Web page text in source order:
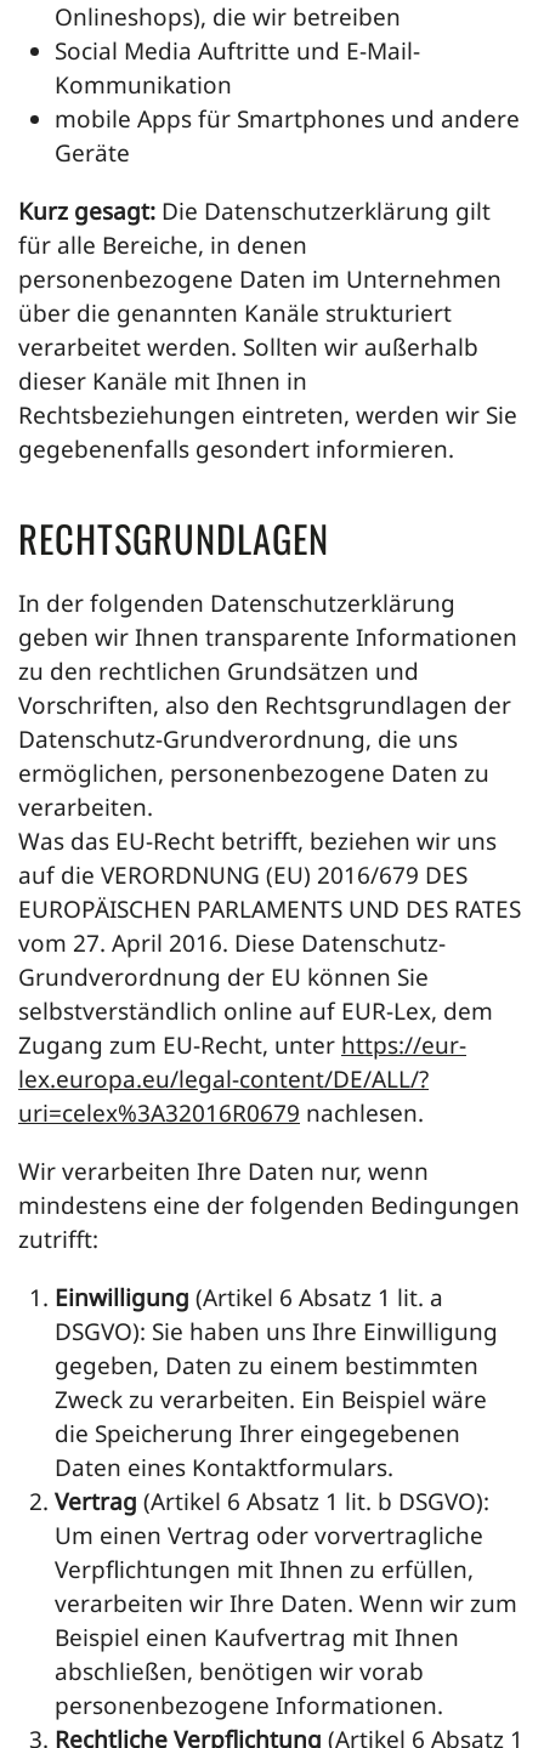
Onlineshops), die wir betreiben
Social Media Auftritte und E-Mail-
Kommunikation
mobile Apps für Smartphones und andere
Geräte
Kurz gesagt: Die Datenschutzerklärung gilt
für alle Bereiche, in denen
personenbezogene Daten im Unternehmen
über die genannten Kanäle strukturiert
verarbeitet werden. Sollten wir außerhalb
dieser Kanäle mit Ihnen in
Rechtsbeziehungen eintreten, werden wir Sie
gegebenenfalls gesondert informieren.
RECHTSGRUNDLAGEN
In der folgenden Datenschutzerklärung
geben wir Ihnen transparente Informationen
zu den rechtlichen Grundsätzen und
Vorschriften, also den Rechtsgrundlagen der
Datenschutz-Grundverordnung, die uns
ermöglichen, personenbezogene Daten zu
verarbeiten.
Was das EU-Recht betrifft, beziehen wir uns
auf die VERORDNUNG (EU) 2016/679 DES
EUROPÄISCHEN PARLAMENTS UND DES RATES
vom 27. April 2016. Diese Datenschutz-
Grundverordnung der EU können Sie
selbstverständlich online auf EUR-Lex, dem
Zugang zum EU-Recht, unter https://eur-
lex.europa.eu/legal-content/DE/ALL/?
uri=celex%3A32016R0679 nachlesen.
Wir verarbeiten Ihre Daten nur, wenn
mindestens eine der folgenden Bedingungen
zutrifft:
Einwilligung (Artikel 6 Absatz 1 lit. a
DSGVO): Sie haben uns Ihre Einwilligung
gegeben, Daten zu einem bestimmten
Zweck zu verarbeiten. Ein Beispiel wäre
die Speicherung Ihrer eingegebenen
Daten eines Kontaktformulars.
Vertrag (Artikel 6 Absatz 1 lit. b DSGVO):
Um einen Vertrag oder vorvertragliche
Verpflichtungen mit Ihnen zu erfüllen,
verarbeiten wir Ihre Daten. Wenn wir zum
Beispiel einen Kaufvertrag mit Ihnen
abschließen, benötigen wir vorab
personenbezogene Informationen.
Rechtliche Verpflichtung (Artikel 6 Absatz 1